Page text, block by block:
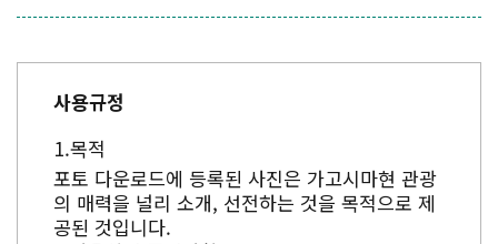
사용규정
목적
포토 다운로드에 등록된 사진은 가고시마현 관광
의 매력을 널리 소개, 선전하는 것을 목적으로 제
공된 것입니다.